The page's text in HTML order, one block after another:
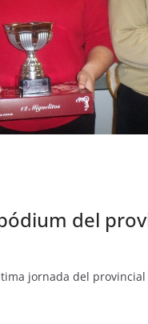
del
jornada del